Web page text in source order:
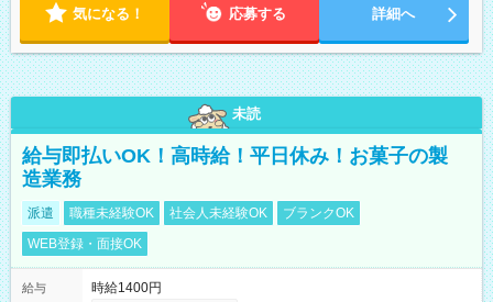
気になる！ 応募する 詳細へ
未読
給与即払いOK！高時給！平日休み！お菓子の製
造業務
派遣 職種未経験OK 社会人未経験OK
ブランクOK
WEB登録・面接OK
給与
時給1400円